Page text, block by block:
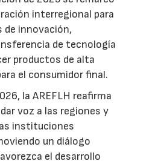
interregional para
de innovación,
de tecnología
productos de alta
el consumidor final.
la AREFLH reafirma
voz a las regiones y
instituciones
un diálogo
el desarrollo